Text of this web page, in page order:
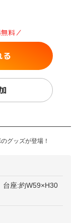
料／
る
グッズが登場！
台座:約W59×H30